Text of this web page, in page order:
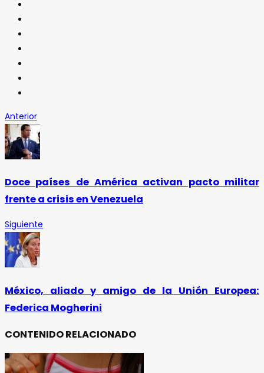
Anterior
Doce países de América activan pacto militar
frente a crisis en Venezuela
Siguiente
México, aliado y amigo de la Unión Europea:
Federica Mogherini
CONTENIDO RELACIONADO